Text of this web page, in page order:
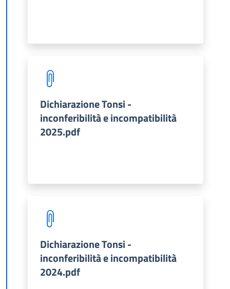
Dichiarazione Tonsi -
inconferibilità e incompatibilità
2025.pdf
Dichiarazione Tonsi -
inconferibilità e incompatibilità
2024.pdf